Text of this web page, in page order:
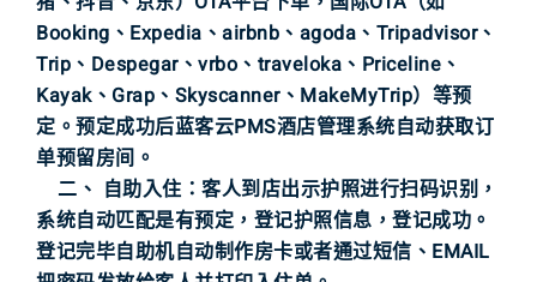
Booking、Expedia、airbnb、agoda、Tripadvisor、
Trip、Despegar、vrbo、traveloka、Priceline、
Kayak、Grap、Skyscanner、MakeMyTrip）等预
定。预定成功后蓝客云PMS酒店管理系统自动获取订
单预留房间。
二、 自助入住：客人到店出示护照进行扫码识别，
系统自动匹配是有预定，登记护照信息，登记成功。
登记完毕自助机自动制作房卡或者通过短信、EMAIL